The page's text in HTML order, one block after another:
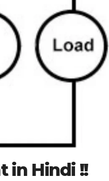
in Hindi !!